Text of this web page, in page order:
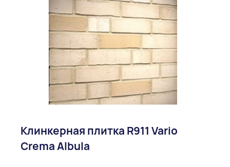
Клинкерная плитка R911 Vario
Crema Albula